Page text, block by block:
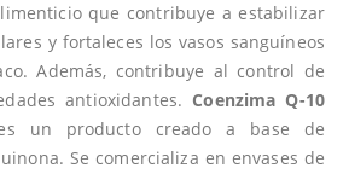
que contribuye a estabilizar
y fortaleces los vasos sanguíneos
Además, contribuye al control de
antioxidantes. Coenzima Q-10
un producto creado a base de
Se comercializa en envases de